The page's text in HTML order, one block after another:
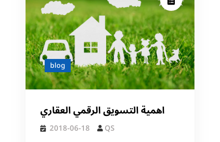
blog
اهمية التسويق الرقمي العقاري
2018-06-18
QS